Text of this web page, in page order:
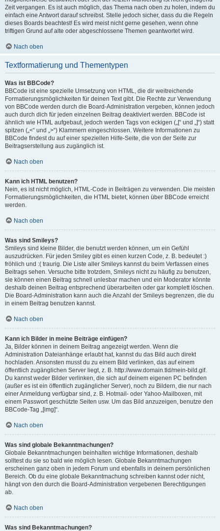
Zeit vergangen. Es ist auch möglich, das Thema nach oben zu holen, indem du
einfach eine Antwort darauf schreibst. Stelle jedoch sicher, dass du die Regeln
dieses Boards beachtest! Es wird meist nicht gerne gesehen, wenn ohne
triftigen Grund auf alte oder abgeschlossene Themen geantwortet wird.
Nach oben
Textformatierung und Thementypen
Was ist BBCode?
BBCode ist eine spezielle Umsetzung von HTML, die dir weitreichende
Formatierungsmöglichkeiten für deinen Text gibt. Die Rechte zur Verwendung
von BBCode werden durch die Board-Administration vergeben, können jedoch
auch durch dich für jeden einzelnen Beitrag deaktiviert werden. BBCode ist
ähnlich wie HTML aufgebaut, jedoch werden Tags von eckigen („[“ und „]“) statt
spitzen („<“ und „>“) Klammern eingeschlossen. Weitere Informationen zu
BBCode findest du auf einer speziellen Hilfe-Seite, die von der Seite zur
Beitragserstellung aus zugänglich ist.
Nach oben
Kann ich HTML benutzen?
Nein, es ist nicht möglich, HTML-Code in Beiträgen zu verwenden. Die meisten
Formatierungsmöglichkeiten, die HTML bietet, können über BBCode erreicht
werden.
Nach oben
Was sind Smileys?
Smileys sind kleine Bilder, die benutzt werden können, um ein Gefühl
auszudrücken. Für jeden Smiley gibt es einen kurzen Code, z. B. bedeutet :)
fröhlich und :( traurig. Die Liste aller Smileys kannst du beim Verfassen eines
Beitrags sehen. Versuche bitte trotzdem, Smileys nicht zu häufig zu benutzen,
sie können einen Beitrag schnell unlesbar machen und ein Moderator könnte
deshalb deinen Beitrag entsprechend überarbeiten oder gar komplett löschen.
Die Board-Administration kann auch die Anzahl der Smileys begrenzen, die du
in einem Beitrag benutzen kannst.
Nach oben
Kann ich Bilder in meine Beiträge einfügen?
Ja, Bilder können in deinem Beitrag angezeigt werden. Wenn die
Administration Dateianhänge erlaubt hat, kannst du das Bild auch direkt
hochladen. Ansonsten musst du zu einem Bild verlinken, das auf einem
öffentlich zugänglichen Server liegt, z. B. http://www.domain.tld/mein-bild.gif.
Du kannst weder Bilder verlinken, die sich auf deinem eigenen PC befinden
(außer es ist ein öffentlich zugänglicher Server), noch zu Bildern, die nur nach
einer Anmeldung verfügbar sind, z. B. Hotmail- oder Yahoo-Mailboxen, mit
einem Passwort geschützte Seiten usw. Um das Bild anzuzeigen, benutze den
BBCode-Tag „[img]“.
Nach oben
Was sind globale Bekanntmachungen?
Globale Bekanntmachungen beinhalten wichtige Informationen, deshalb
solltest du sie so bald wie möglich lesen. Globale Bekanntmachungen
erscheinen ganz oben in jedem Forum und ebenfalls in deinem persönlichen
Bereich. Ob du eine globale Bekanntmachung schreiben kannst oder nicht,
hängt von den durch die Board-Administration vergebenen Berechtigungen
ab.
Nach oben
Was sind Bekanntmachungen?